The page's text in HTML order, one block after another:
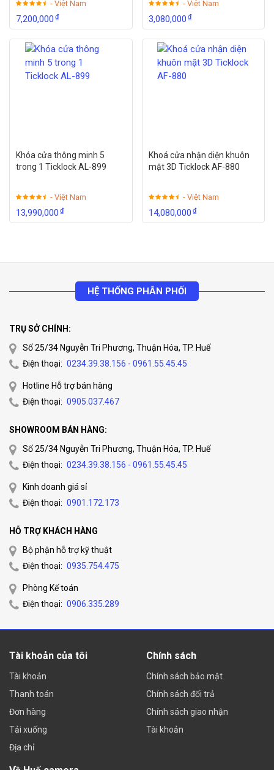
CHỐT KHÓA AN TOÀN : Sau khi chốt lại từ bên trong thì
người bên ngoài không thể dùng vân tay hay bất kỳ phương
thức nào có thể mở được.
Lưu ý:Giá sản phẩm có thể thay đổi theo tùy theo thời điểm,
Huế camera
0905.037.467
mua hàng.
- Việt Nam
7,200,000₫
- Việt Nam
3,080,000₫
Khóa cửa thông minh 5
trong 1 Ticklock AL-899
- Việt Nam
13,990,000₫
Khoá cửa nhận diện khuôn
mặt 3D Ticklock AF-880
- Việt Nam
14,080,000₫
HỆ THỐNG PHÂN PHỐI
TRỤ SỞ CHÍNH:
Số 25/34 Nguyễn Tri Phương, Thuận Hóa, TP. Huế
Điện thoại: 0234.39.38.156 - 0961.55.45.45
Hotline Hỗ trợ bán hàng
Điện thoại: 0905.037.467
SHOWROOM BÁN HÀNG:
Số 25/34 Nguyễn Tri Phương, Thuận Hóa, TP. Huế
Điện thoại: 0234.39.38.156 - 0961.55.45.45
Kinh doanh giá sỉ
Điện thoại: 0901.172.173
HỖ TRỢ KHÁCH HÀNG
Bộ phận hỗ trợ kỹ thuật
Điện thoại: 0935.754.475
Phòng Kế toán
Điện thoại: 0906.335.289
Tài khoản của tôi
Tài khoản
Thanh toán
Đơn hàng
Tải xuống
Địa chỉ
Chính sách
Chính sách bảo mật
Chính sách đổi trả
Chính sách giao nhận
Tài khoản